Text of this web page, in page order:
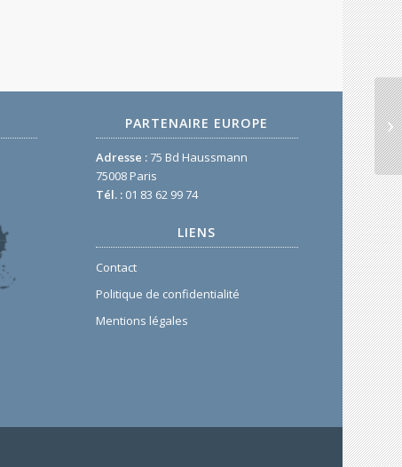
PARTENAIRE EUROPE
Adresse :75 Bd Haussmann
75008 Paris
Tél. : 01 83 62 99 74
LIENS
Contact
Politique de confidentialité
Mentions légales